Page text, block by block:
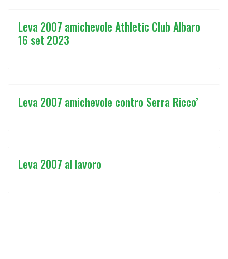
Leva 2007 amichevole Athletic Club Albaro
16 set 2023
Leva 2007 amichevole contro Serra Ricco’
Leva 2007 al lavoro